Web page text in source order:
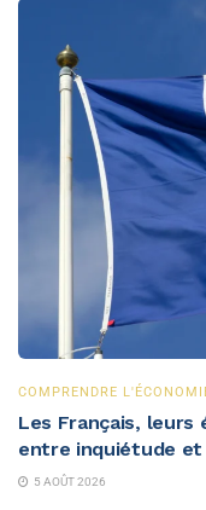
COMPRENDRE
Les Français, leurs
entre inquiétude
5 AOÛT 2026